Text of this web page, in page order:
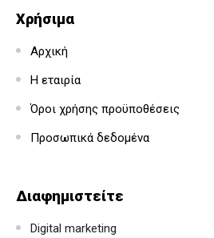
Χρήσιμα
Αρχική
Η εταιρία
Όροι χρήσης προϋποθέσεις
Προσωπικά δεδομένα
Διαφημιστείτε
Digital marketing